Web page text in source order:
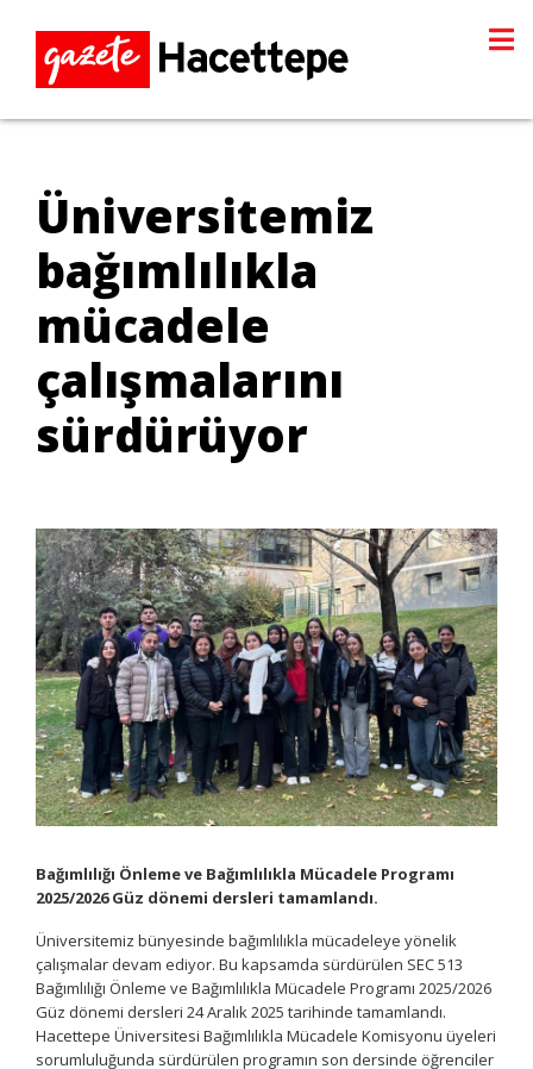
Üniversitemiz
bağımlılıkla
mücadele
çalışmalarını
sürdürüyor
Bağımlılığı Önleme ve Bağımlılıkla Mücadele Programı
2025/2026 Güz dönemi dersleri tamamlandı.
Üniversitemiz bünyesinde bağımlılıkla mücadeleye yönelik
çalışmalar devam ediyor. Bu kapsamda sürdürülen SEC 513
Bağımlılığı Önleme ve Bağımlılıkla Mücadele Programı 2025/2026
Güz dönemi dersleri 24 Aralık 2025 tarihinde tamamlandı.
Hacettepe Üniversitesi Bağımlılıkla Mücadele Komisyonu üyeleri
sorumluluğunda sürdürülen programın son dersinde öğrenciler